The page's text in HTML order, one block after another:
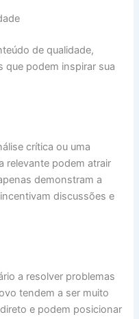
de qualidade,
que podem inspirar sua
crítica ou uma
relevante podem atrair
demonstram a
discussões e
a resolver problemas
tendem a ser muito
e podem posicionar